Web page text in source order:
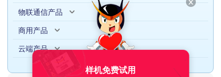
物联通信产品
商用产品
云端产品
样机免费试用